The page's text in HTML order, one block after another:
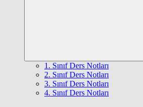
1. Sınıf Ders Notları
2. Sınıf Ders Notları
3. Sınıf Ders Notları
4. Sınıf Ders Notları